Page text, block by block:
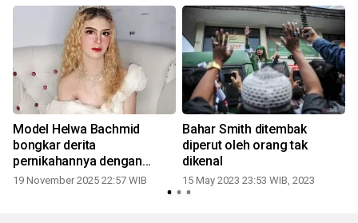
Model Helwa Bachmid
bongkar derita
pernikahannya dengan
Habib Bahar: "istri cadangan
19 November 2025 22:57 WIB
Bahar Smith ditembak
diperut oleh orang tak
dikenal
15 May 2023 23:53 WIB, 2023